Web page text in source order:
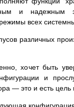
и надежным
всех
различных
хочет быть
и
— это и есть цель